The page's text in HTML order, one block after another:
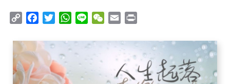
Copy
Facebook
TwitterWhatsApp
Line WeChat
Email